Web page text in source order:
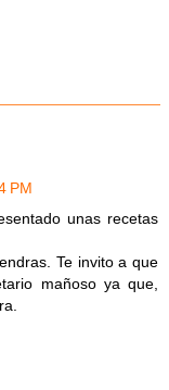
PM
unas recetas
Te invito a que
mañoso ya que,